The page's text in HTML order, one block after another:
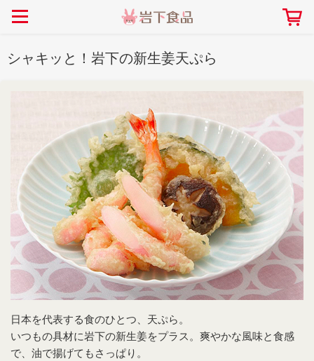
ごあいさつ 会社概要
採用情報 本社所在地
> プレスリリース
> 飲食店コラボ
> ミュージアム
> イワシカちゃん
> オンラインショップ
> メディア掲載
> その他
【7月1日～8月30日】夏イベン
ト「NEW GINGER SUMMER
2026」｜岩下の新生姜ミュー
ジアム
2026.07.01
> 岩下の新生姜
> オリーブ
> 梅
> その他
岩下の新生姜
> 岩下の新生姜レシピ
> その他のレシピ
社長おすすめ！岩下の新生姜と
豚バラ肉のくるくる巻き～細巻
きバージョン～
畑での取り組み 工場での取り組み
岩下の新生姜について 岩下のらっきょうにつ
岩下の新生姜ミュージアム
しょうがを食べてお悩
先生
岩下の新生姜万年筆インク 書く描くコンテ
スト
岩下の新生姜Sing＆
～ニュージンジャーイ
シャキッと！岩下の新生姜天ぷら
日本を代表する食のひとつ、天ぷら。
いつもの具材に岩下の新生姜をプラス。爽やかな風味と食感
で、油で揚げてもさっぱり。